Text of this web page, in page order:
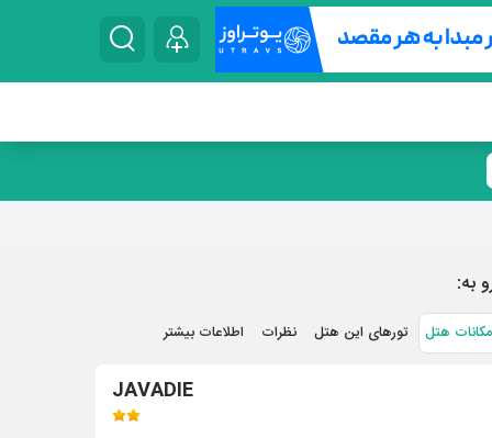
به:
هتل تورهای این هتل نظرات اطلاعات بیشتر
JAVADIE